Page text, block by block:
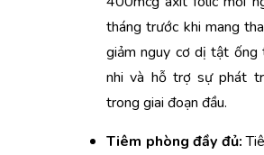
tháng trước khi mang
giảm nguy cơ dị tật ống
nhi và hỗ trợ sự phát
trong giai đoạn đầu.
Tiêm phòng đầy đủ: